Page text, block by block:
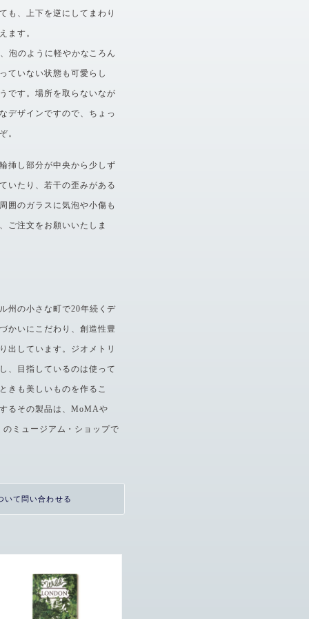
も、上下を逆にしてまわり
ます。
泡のように軽やかなころん
ていない状態も可愛らし
です。場所を取らないなが
デザインですので、ちょっ
。
挿し部分が中央から少しず
いたり、若干の歪みがある
囲のガラスに気泡や小傷も
ご注文をお願いいたしま
州の小さな町で20年続くデ
かいにこだわり、創造性豊
出しています。ジオメトリ
、目指しているのは使って
きも美しいものを作るこ
るその製品は、MoMAや
のミュージアム・ショップで
いて問い合わせる